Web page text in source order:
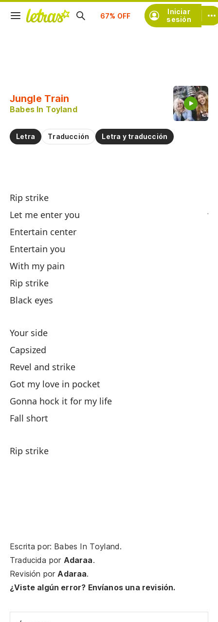
Iniciar
sesión
Suscríbete
Jungle Train
Babes In Toyland
Letra Traducción Letra y traducción
Rip strike
Let me enter you
Entertain center
Entertain you
With my pain
Rip strike
Black eyes
Your side
Capsized
Revel and strike
Got my love in pocket
Gonna hock it for my life
Fall short
Rip strike
Escrita por: Babes In Toyland.
Traducida por Adaraa.
Revisión porAdaraa.
¿Viste algún error? Envíanos una revisión.
Practicar la pronunciación de